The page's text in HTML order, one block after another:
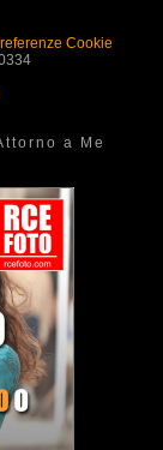
Cookie
a Me